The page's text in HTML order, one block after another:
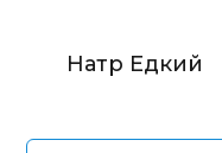
Натр Едкий